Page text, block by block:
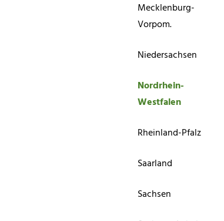
Mecklenburg-
Vorpom.
Niedersachsen
Nordrhein-
Westfalen
Rheinland-Pfalz
Saarland
Sachsen